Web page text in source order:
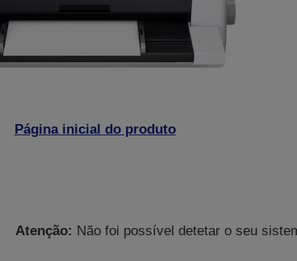
Página inicial do produto
Atenção: Não foi possível detetar o seu